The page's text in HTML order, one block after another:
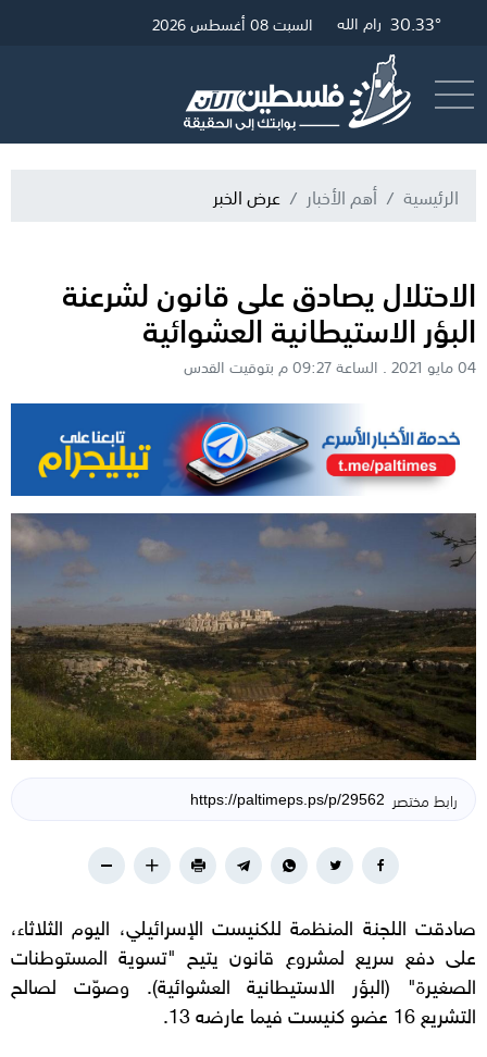
33.29° غزة 30.57° القدس 30.33° رام الله 29.42° الخليل السبت 08 أغسطس 2026
الرئيسية أهم الأخبار عرض الخبر
الاحتلال يصادق على قانون لشرعنة
البؤر الاستيطانية العشوائية
04 مايو 2021 . الساعة 09:27 م بتوقيت القدس
رابط مختصر
صادقت اللجنة المنظمة للكنيست الإسرائيلي، اليوم الثلاثاء،
على دفع سريع لمشروع قانون يتيح "تسوية المستوطنات
الصغيرة" (البؤر الاستيطانية العشوائية). وصوّت لصالح
التشريع 16 عضو كنيست فيما عارضه 13.